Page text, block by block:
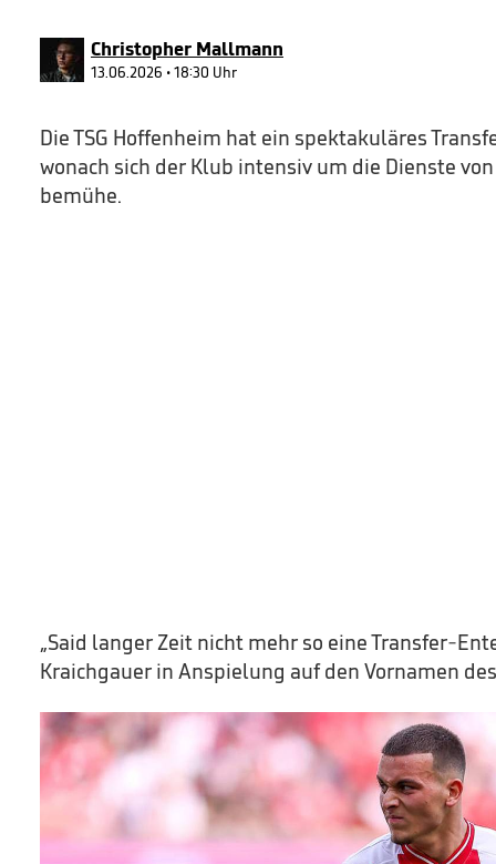
90%
Christopher Mallmann
13.06.2026 • 18:30 Uhr
Die TSG Hoffenheim hat ein spektakuläres
wonach sich der Klub intensiv um die Dienste von
bemühe.
„Said langer Zeit nicht mehr so eine Transfer-
Kraichgauer in Anspielung auf den Vornamen